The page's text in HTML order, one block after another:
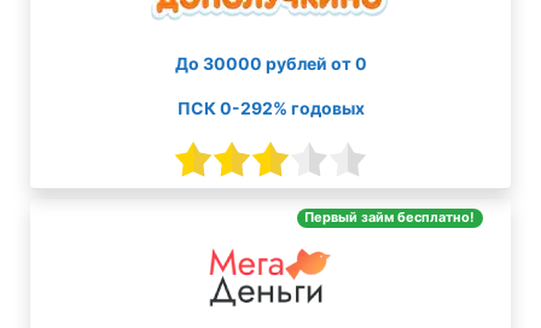
До 30000 рублей от 0
ПСК 0-292% годовых
Первый займ бесплатно!